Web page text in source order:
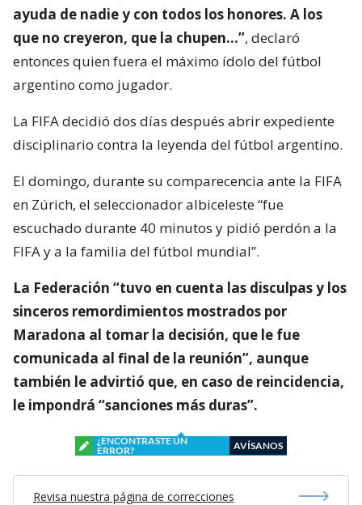
ayuda de nadie y con todos los honores. A los
que no creyeron, que la chupen…”, declaró
entonces quien fuera el máximo ídolo del fútbol
argentino como jugador.
La FIFA decidió dos días después abrir expediente
disciplinario contra la leyenda del fútbol argentino.
El domingo, durante su comparecencia ante la FIFA
en Zúrich, el seleccionador albiceleste “fue
escuchado durante 40 minutos y pidió perdón a la
FIFA y a la familia del fútbol mundial”.
La Federación “tuvo en cuenta las disculpas y los
sinceros remordimientos mostrados por
Maradona al tomar la decisión, que le fue
comunicada al final de la reunión”, aunque
también le advirtió que, en caso de reincidencia,
le impondrá “sanciones más duras”.
¿ENCONTRASTE UN
ERROR?
AVÍSANOS
Revisa nuestra página de correcciones